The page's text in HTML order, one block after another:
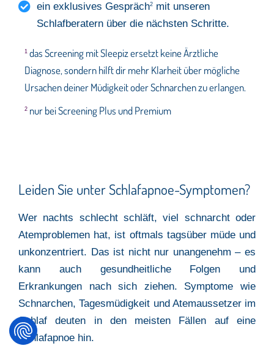
ein exklusives Gespräch2 mit unseren
Schlafberatern über die nächsten Schritte.
1 das Screening mit Sleepiz ersetzt keine Ärztliche
Diagnose, sondern hilft dir mehr Klarheit über mögliche
Ursachen deiner Müdigkeit oder Schnarchen zu erlangen.
2 nur bei Screening Plus und Premium
Leiden Sie unter Schlafapnoe-Symptomen?
Wer nachts schlecht schläft, viel schnarcht oder
Atemproblemen hat, ist oftmals tagsüber müde und
unkonzentriert. Das ist nicht nur unangenehm – es
kann auch gesundheitliche Folgen und
Erkrankungen nach sich ziehen. Symptome wie
Schnarchen, Tagesmüdigkeit und Atemaussetzer im
Schlaf deuten in den meisten Fällen auf eine
Schlafapnoe hin.